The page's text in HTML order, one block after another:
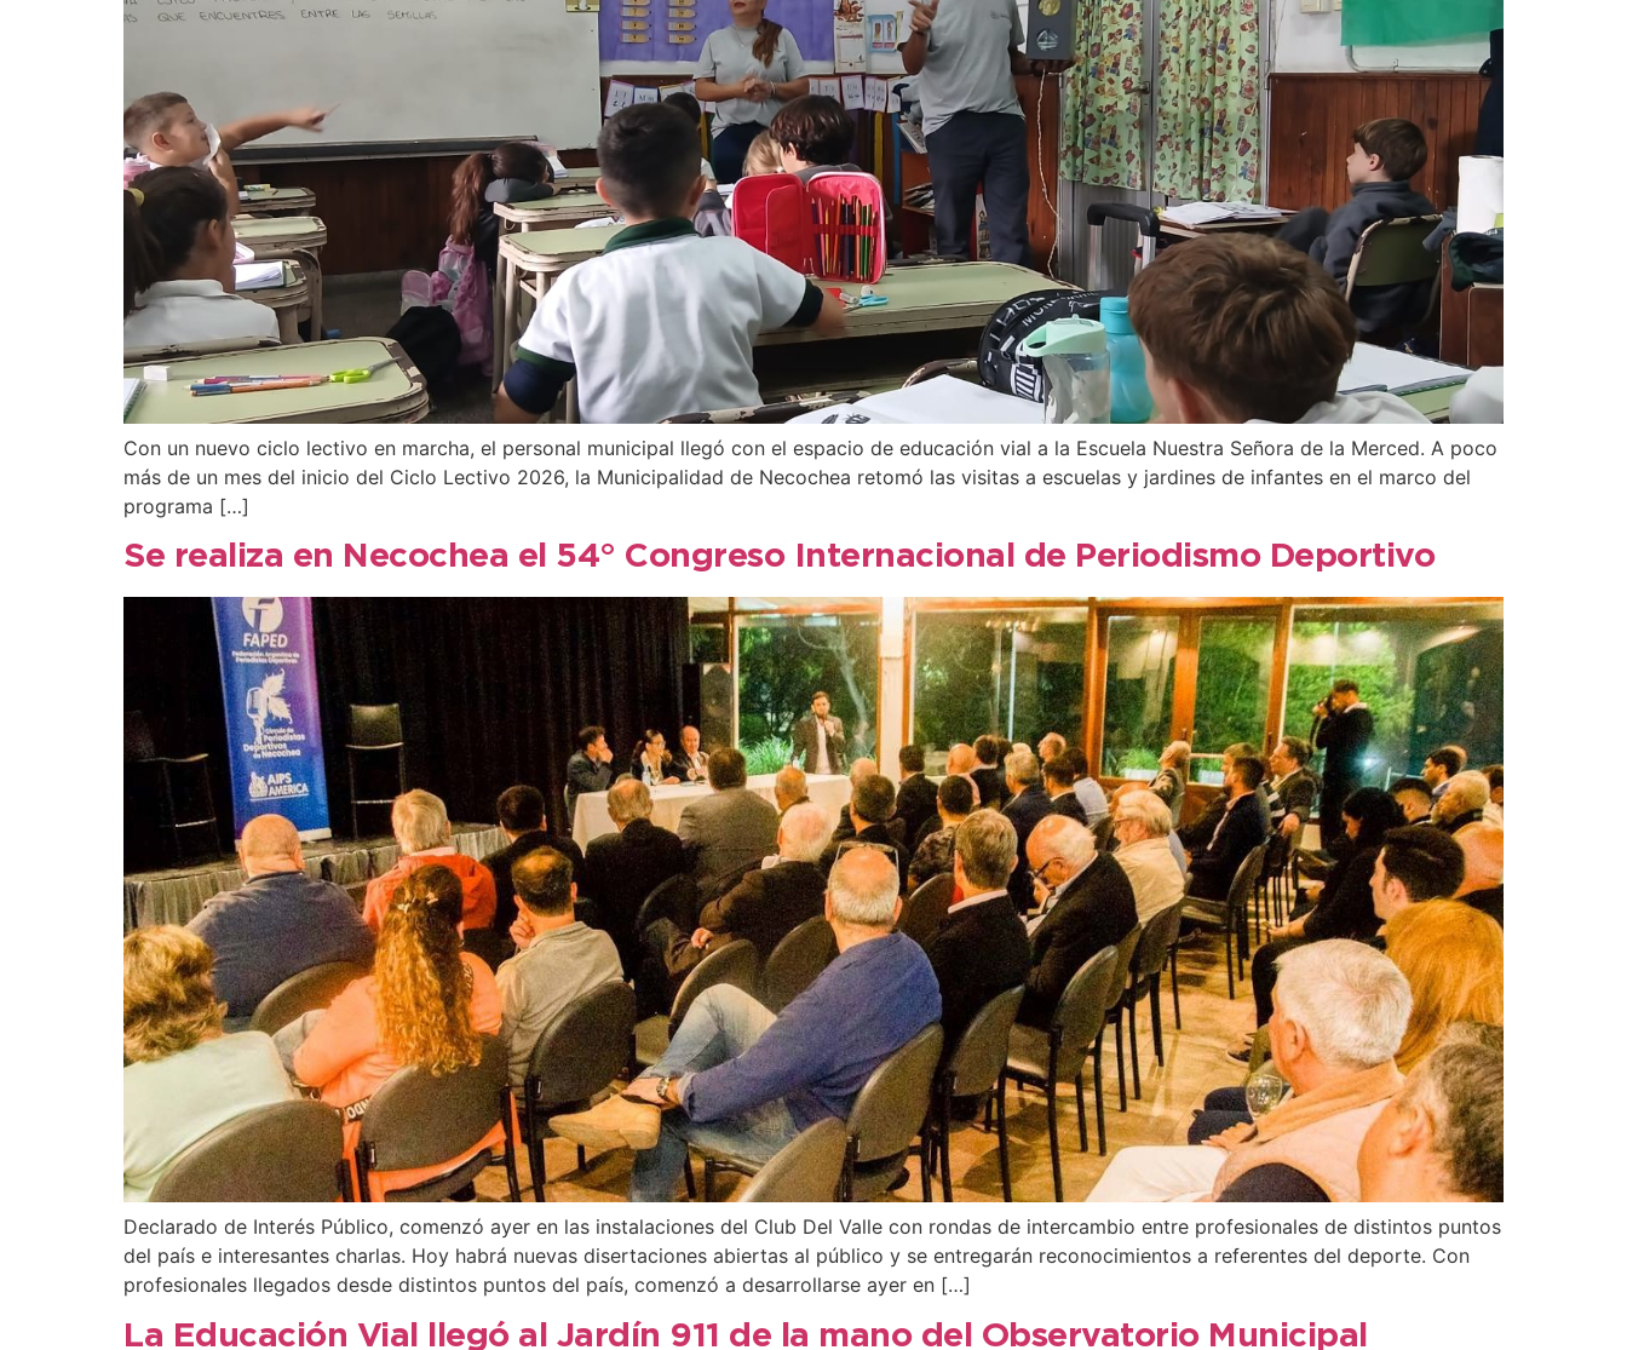
Con un nuevo ciclo lectivo en marcha, el personal municipal llegó con el espacio de educación vial a la Escuela Nuestra Señora de la Merced. A poco
más de un mes del inicio del Ciclo Lectivo 2026, la Municipalidad de Necochea retomó las visitas a escuelas y jardines de infantes en el marco del
programa […]
Se realiza en Necochea el 54° Congreso Internacional de Periodismo Deportivo
Declarado de Interés Público, comenzó ayer en las instalaciones del Club Del Valle con rondas de intercambio entre profesionales de distintos puntos
del país e interesantes charlas. Hoy habrá nuevas disertaciones abiertas al público y se entregarán reconocimientos a referentes del deporte. Con
profesionales llegados desde distintos puntos del país, comenzó a desarrollarse ayer en […]
La Educación Vial llegó al Jardín 911 de la mano del Observatorio Municipal